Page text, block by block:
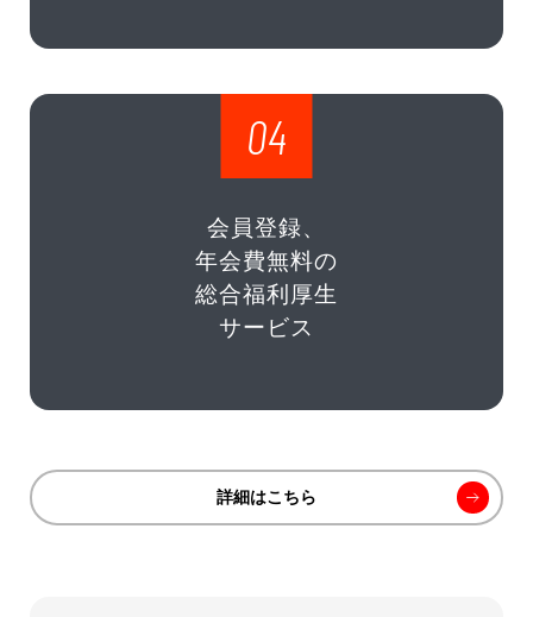
04
会員登録、
年会費無料の
総合福利厚生
サービス
詳細はこちら